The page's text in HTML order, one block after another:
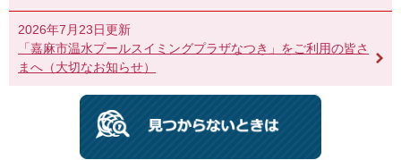
2026年7月23日更新
「嘉麻市温水プールスイミングプラザなつき」をご利用の皆さ
まへ（大切なお知らせ）